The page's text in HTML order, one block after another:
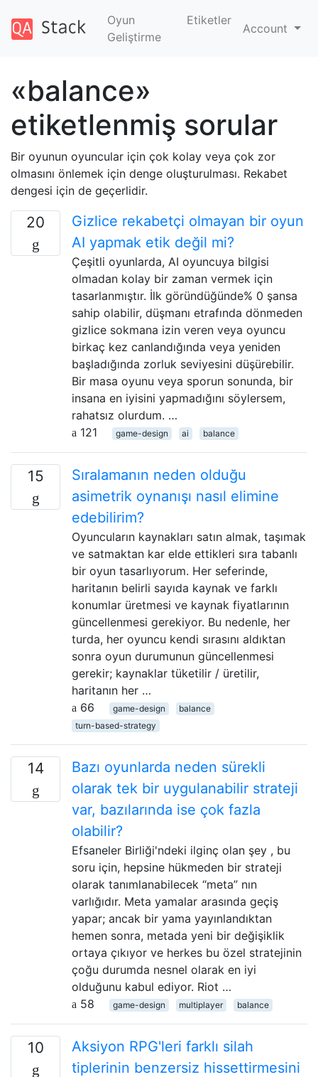
Oyun
Geliştirme
Etiketler
Account
«balance»
etiketlenmiş sorular
Bir oyunun oyuncular için çok kolay veya çok zor
olmasını önlemek için denge oluşturulması. Rekabet
dengesi için de geçerlidir.
20
Gizlice rekabetçi olmayan bir oyun
AI yapmak etik değil mi?
Çeşitli oyunlarda, AI oyuncuya bilgisi
olmadan kolay bir zaman vermek için
tasarlanmıştır. İlk göründüğünde% 0 şansa
sahip olabilir, düşmanı etrafında dönmeden
gizlice sokmana izin veren veya oyuncu
birkaç kez canlandığında veya yeniden
başladığında zorluk seviyesini düşürebilir.
Bir masa oyunu veya sporun sonunda, bir
insana en iyisini yapmadığını söylersem,
rahatsız olurdum. …
121
game-design ai balance
15
Sıralamanın neden olduğu
asimetrik oynanışı nasıl elimine
edebilirim?
Oyuncuların kaynakları satın almak, taşımak
ve satmaktan kar elde ettikleri sıra tabanlı
bir oyun tasarlıyorum. Her seferinde,
haritanın belirli sayıda kaynak ve farklı
konumlar üretmesi ve kaynak fiyatlarının
güncellenmesi gerekiyor. Bu nedenle, her
turda, her oyuncu kendi sırasını aldıktan
sonra oyun durumunun güncellenmesi
gerekir; kaynaklar tüketilir / üretilir,
haritanın her …
66
game-design
balance
turn-based-strategy
14
Bazı oyunlarda neden sürekli
olarak tek bir uygulanabilir strateji
var, bazılarında ise çok fazla
olabilir?
Efsaneler Birliği'ndeki ilginç olan şey , bu
soru için, hepsine hükmeden bir strateji
olarak tanımlanabilecek “meta” nın
varlığıdır. Meta yamalar arasında geçiş
yapar; ancak bir yama yayınlandıktan
hemen sonra, metada yeni bir değişiklik
ortaya çıkıyor ve herkes bu özel stratejinin
çoğu durumda nesnel olarak en iyi
olduğunu kabul ediyor. Riot …
58
game-design multiplayer balance
10
Aksiyon RPG'leri farklı silah
tiplerinin benzersiz hissettirmesini